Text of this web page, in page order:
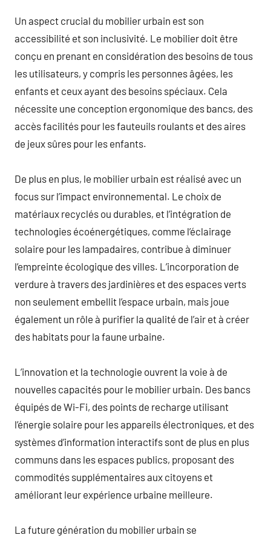
Un aspect crucial du mobilier urbain est son
accessibilité et son inclusivité. Le mobilier doit être
conçu en prenant en considération des besoins de tous
les utilisateurs, y compris les personnes âgées, les
enfants et ceux ayant des besoins spéciaux. Cela
nécessite une conception ergonomique des bancs, des
accès facilités pour les fauteuils roulants et des aires
de jeux sûres pour les enfants.
De plus en plus, le mobilier urbain est réalisé avec un
focus sur l’impact environnemental. Le choix de
matériaux recyclés ou durables, et l’intégration de
technologies écoénergétiques, comme l’éclairage
solaire pour les lampadaires, contribue à diminuer
l’empreinte écologique des villes. L’incorporation de
verdure à travers des jardinières et des espaces verts
non seulement embellit l’espace urbain, mais joue
également un rôle à purifier la qualité de l’air et à créer
des habitats pour la faune urbaine.
L’innovation et la technologie ouvrent la voie à de
nouvelles capacités pour le mobilier urbain. Des bancs
équipés de Wi-Fi, des points de recharge utilisant
l’énergie solaire pour les appareils électroniques, et des
systèmes d’information interactifs sont de plus en plus
communs dans les espaces publics, proposant des
commodités supplémentaires aux citoyens et
améliorant leur expérience urbaine meilleure.
La future génération du mobilier urbain se